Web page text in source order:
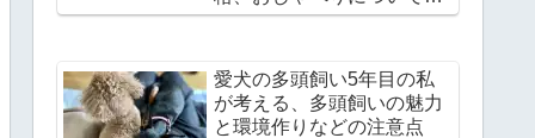
説
愛犬の多頭飼い5年目の私
が考える、多頭飼いの魅力
と環境作りなどの注意点